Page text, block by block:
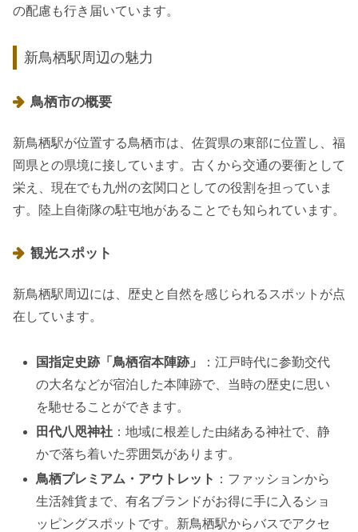
の配慮も行き届いています。
新鳥栖駅周辺の魅力
鳥栖市の概要
新鳥栖駅が位置する鳥栖市は、佐賀県の東部に位置し、福
岡県との県境に接しています。古くから交通の要衝として
栄え、現在でも九州の玄関口としての役割を担っていま
す。陸上自衛隊の駐屯地があることでも知られています。
観光スポット
新鳥栖駅周辺には、歴史と自然を感じられるスポットが点
在しています。
国指定史跡「鳥栖宿本陣跡」
：江戸時代に参勤交代
の大名などが宿泊した本陣跡で、当時の歴史に思い
を馳せることができます。
田代八咫神社 ：地域に根差した由緒ある神社で、静
かで落ち着いた雰囲気があります。
鳥栖プレミアム・アウトレット ：ファッションから
生活雑貨まで、有名ブランドがお得に手に入るショ
ッピングスポットです。新鳥栖駅からバスでアクセ